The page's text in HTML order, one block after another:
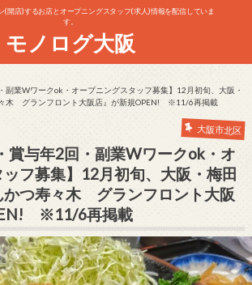
(開店)するお店とオープニングスタッフ(求人)情報を配信していま
す。
モノログ大阪
副業Wワークok・オープニングスタッフ募集】12月初旬、大阪・
木 グランフロント大阪店』が新規OPEN! ※11/6再掲載
大阪市北区
賞与年2回・副業Wワークok・オ
フ募集】12月初旬、大阪・梅田
かつ寿々木 グランフロント大阪
※11/6再掲載